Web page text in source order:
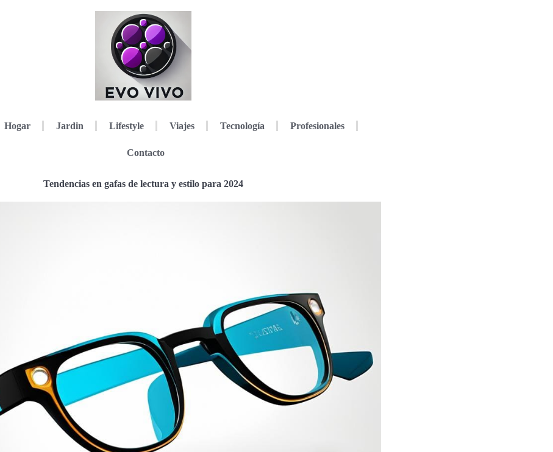
Hogar Jardin Lifestyle Viajes Tecnología Profesionales
Contacto
Tendencias en gafas de lectura y estilo para 2024